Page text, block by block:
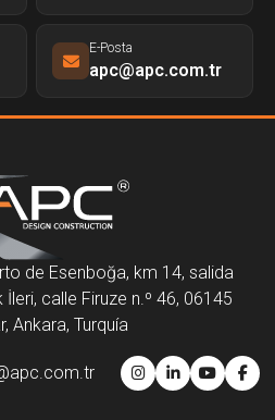
E-Posta
apc@apc.com.tr
de Esenboğa, km 14, salida
calle Firuze n.º 46, 06145
Ankara, Turquía